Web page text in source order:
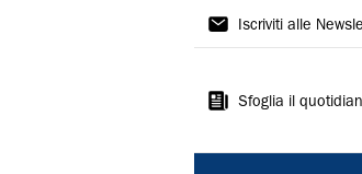
Il
Iscriviti alle
Sfoglia il